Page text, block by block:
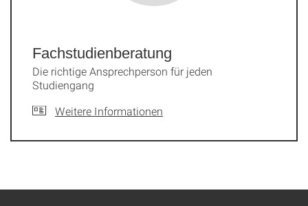
Fachstudien­beratung
Die richtige Ansprechperson für jeden
Studiengang
Weitere Informationen